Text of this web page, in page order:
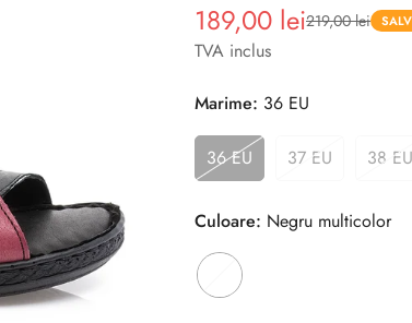
Pret
redus
189,00 lei
Pret 219,00 lei
TVA inclus
Marime: 36 EU
36 EU 37 EU 38 EU
Culoare: Negru multicolor